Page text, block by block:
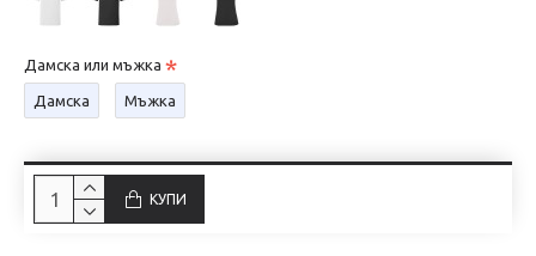
Дамска или мъжка
Дамска Мъжка
КУПИ